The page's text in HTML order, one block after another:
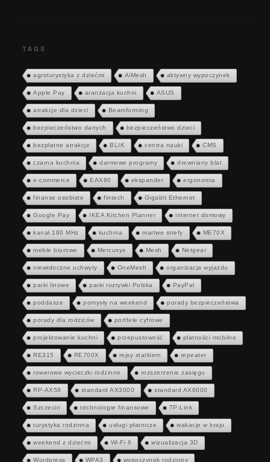
TAGS
agroturystyka z dziećmi AiMesh aktywny wypoczynek
Apple Pay aranżacja kuchni ASUS
atrakcje dla dzieci Beamforming
bezpieczeństwo danych bezpieczeństwo dzieci
bezpłatne atrakcje BLIK centra nauki CMS
czarna kuchnia darmowe programy drewniany blat
e-commerce EAX80 ekspander ergonomia
finanse osobiste fintech Gigabit Ethernet
Google Pay IKEA Kitchen Planner internet domowy
kanał 160 MHz kuchnia martwe strefy ME70X
meble biurowe Mercusys Mesh Netgear
niewidoczne uchwyty OneMesh organizacja wyjazdu
parki linowe parki rozrywki Polska PayPal
poddasze pomysły na weekend porady bezpieczeństwa
porady dla rodziców portfele cyfrowe
projektowanie kuchni przepustowość płatności mobilne
RE315 RE700X rejsy statkiem repeater
rowerowe wycieczki rodzinne rozszerzenie zasięgu
RP-AX58 standard AX3000 standard AX6000
Szczecin technologie finansowe TP-Link
turystyka rodzinna usługi płatnicze wakacje w kraju
weekend z dziećmi Wi-Fi 6 wizualizacja 3D
Wordpress WPA3 wypoczynek rodzinny